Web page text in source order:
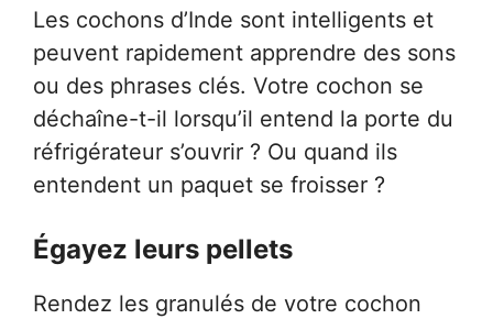
Les cochons d’Inde sont intelligents et
peuvent rapidement apprendre des sons
ou des phrases clés. Votre cochon se
déchaîne-t-il lorsqu’il entend la porte du
réfrigérateur s’ouvrir ? Ou quand ils
entendent un paquet se froisser ?
Égayez leurs pellets
Rendez les granulés de votre cochon